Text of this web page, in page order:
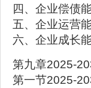
四、企业偿债
五、企业运营
六、企业成长
第九章2025-
第一节2025-